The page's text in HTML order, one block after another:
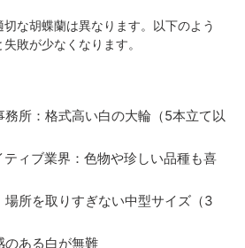
な胡蝶蘭は異なります。以下のよう
敗が少なくなります。
所：格式高い白の大輪（5本立て以
ィブ業界：色物や珍しい品種も喜
場所を取りすぎない中型サイズ（3
のある白が無難